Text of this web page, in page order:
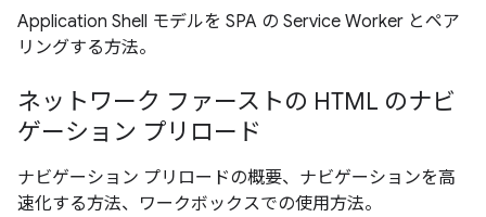
Application Shell モデルを SPA の Service Worker とペア
リングする方法。
ネットワーク ファーストの HTML のナビ
ゲーション プリロード
ナビゲーション プリロードの概要、ナビゲーションを高
速化する方法、ワークボックスでの使用方法。